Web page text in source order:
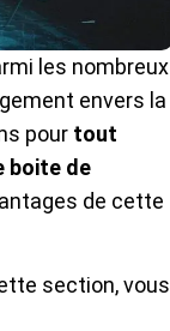
les nombreux
envers la
pour tout
boite de
de cette
section, vous